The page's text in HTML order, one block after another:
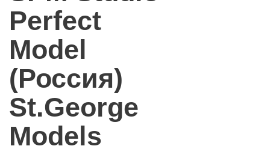
Perfect
Model
(Россия)
St.George
Models